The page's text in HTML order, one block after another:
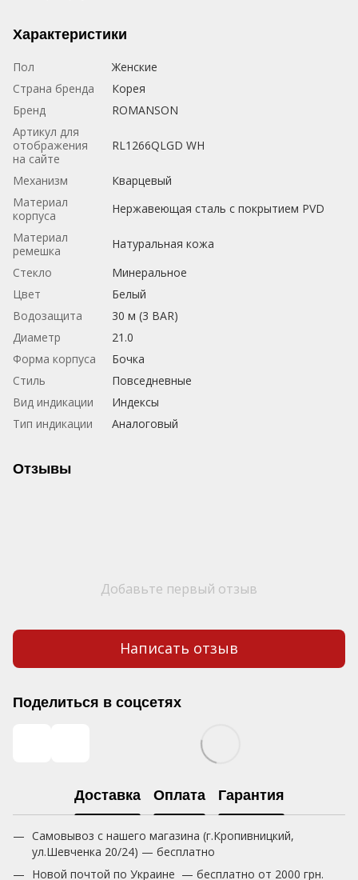
Характеристики
Пол
Женские
Страна бренда
Корея
Бренд
ROMANSON
Артикул для
отображения
на сайте
RL1266QLGD WH
Механизм
Кварцевый
Материал
корпуса
Нержавеющая сталь с покрытием PVD
Материал
ремешка
Натуральная кожа
Стекло
Минеральное
Цвет
Белый
Водозащита
30 м (3 BAR)
Диаметр
21.0
Форма корпуса
Бочка
Стиль
Повседневные
Вид индикации
Индексы
Тип индикации
Аналоговый
Отзывы
Добавьте первый отзыв
Написать отзыв
Поделиться в соцсетях
Доставка Оплата Гарантия
Самовывоз с нашего магазина (г.Кропивницкий,
ул.Шевченка 20/24) — бесплатно
Новой почтой по Украине — бесплатно от 2000 грн.